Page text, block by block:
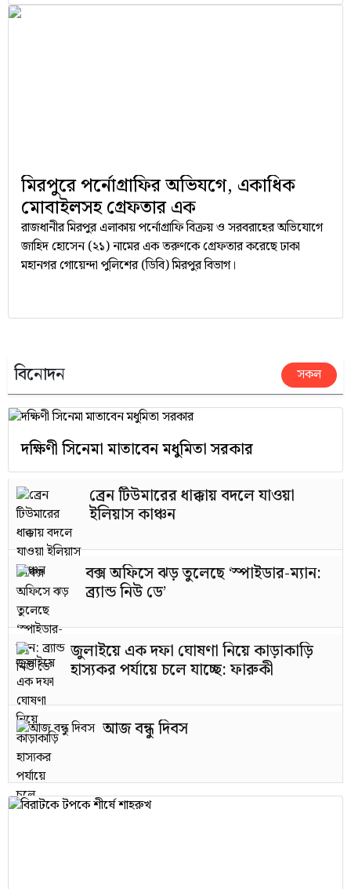
(২৪), মো. শাফায়েত হোসেন শুভ (২১)।
মিরপুরে পর্নোগ্রাফির অভিযগে, একাধিক
মোবাইলসহ গ্রেফতার এক
রাজধানীর মিরপুর এলাকায় পর্নোগ্রাফি বিক্রয় ও সরবরাহের অভিযোগে
জাহিদ হোসেন (২১) নামের এক তরুণকে গ্রেফতার করেছে ঢাকা
মহানগর গোয়েন্দা পুলিশের (ডিবি) মিরপুর বিভাগ।
বিনোদন সকল
দক্ষিণী সিনেমা মাতাবেন মধুমিতা সরকার
ব্রেন টিউমারের ধাক্কায় বদলে যাওয়া
ইলিয়াস কাঞ্চন
বক্স অফিসে ঝড় তুলেছে ‘স্পাইডার-ম্যান:
ব্র্যান্ড নিউ ডে’
জুলাইয়ে এক দফা ঘোষণা নিয়ে কাড়াকাড়ি
হাস্যকর পর্যায়ে চলে যাচ্ছে: ফারুকী
আজ বন্ধু দিবস